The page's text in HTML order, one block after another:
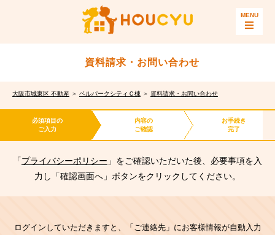
資料請求・お問い合わせ
大阪市城東区 不動産 ＞ ベルパークシティＣ棟 ＞ 資料請求・お問い合わせ
必須項目の
ご入力
内容の
ご確認
お手続き
完了
「プライバシーポリシー 」をご確認いただいた後、必要事項を入
力し「確認画面へ」ボタンをクリックしてください。
ログインしていただきますと、「ご連絡先」にお客様情報が自動入力